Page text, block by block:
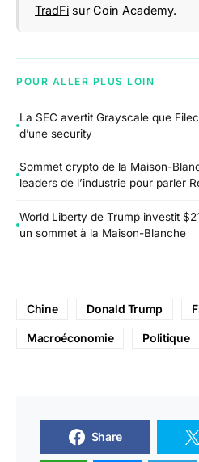
TradFi sur Coin Academy.
POUR ALLER PLUS LOIN
La SEC avertit Grayscale que
d’une security
Sommet crypto de la Maison-
leaders de l’industrie pour parler
World Liberty de Trump investit
un sommet à la Maison-Blanche
Chine Donald Trump
Macroéconomie Politique
Share